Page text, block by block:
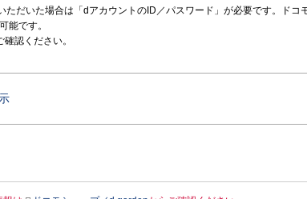
だいた場合は「dアカウントのID／パスワード」が必要です。ドコ
能です。
確認ください。